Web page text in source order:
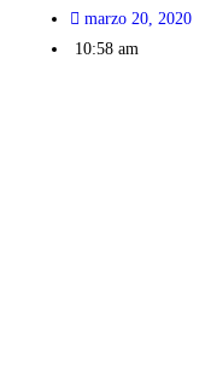
marzo 20, 2020
10:58 am